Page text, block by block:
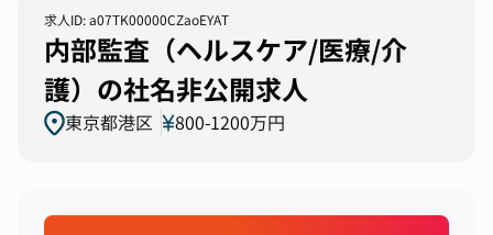
求人ID: a07TK00000CZaoEYAT
内部監査（ヘルスケア/医療/介
護）の社名非公開求人
東京都港区 800-1200万円